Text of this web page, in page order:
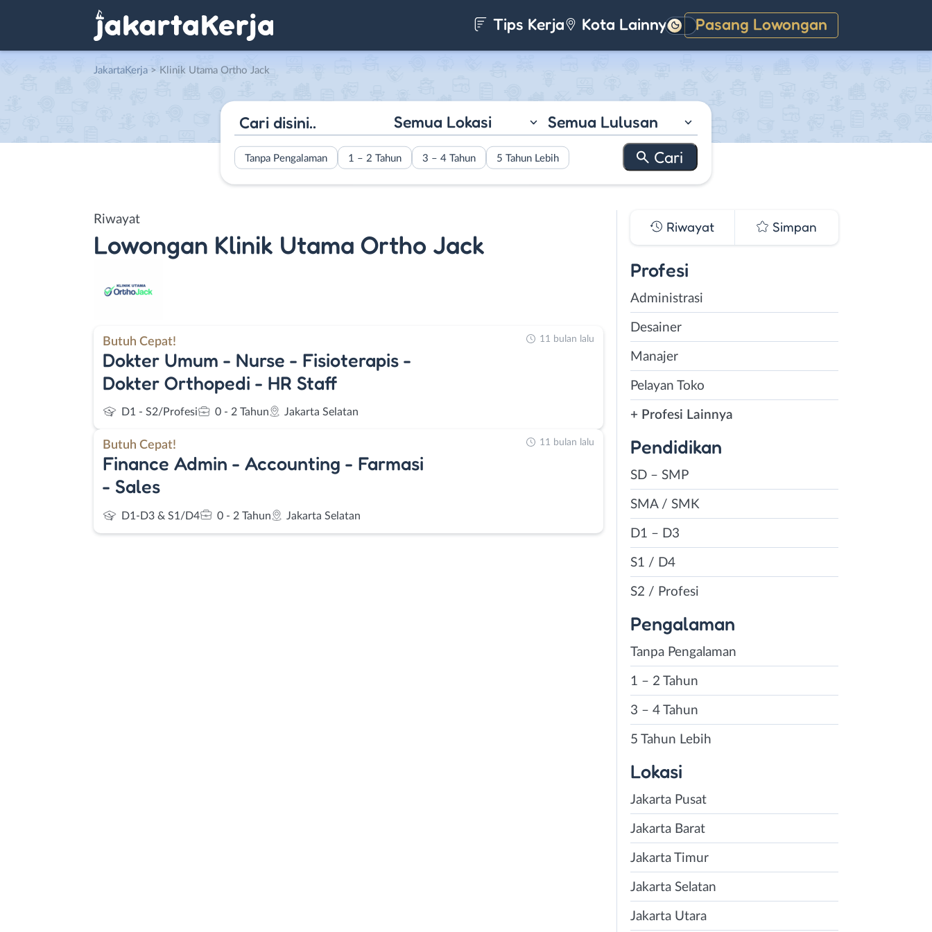
Tips Kerja Kota Lainnya Pasang Lowongan
Gelap
JakartaKerja > Klinik Utama Ortho Jack
Semua Lokasi Semua Lulusan
Tanpa Pengalaman 1 – 2 Tahun 3 – 4 Tahun 5 Tahun Lebih
Riwayat
Lowongan Klinik Utama Ortho Jack
Butuh Cepat!
Dokter Umum - Nurse - Fisioterapis -
Dokter Orthopedi - HR Staff
D1 - S2/Profesi 0 - 2 Tahun Jakarta Selatan
11 bulan lalu
Butuh Cepat!
Finance Admin - Accounting - Farmasi
- Sales
D1-D3 & S1/D4 0 - 2 Tahun Jakarta Selatan
11 bulan lalu
Riwayat Simpan
Profesi
Administrasi
Desainer
Manajer
Pelayan Toko
+ Profesi Lainnya
Pendidikan
SD – SMP
SMA / SMK
D1 – D3
S1 / D4
S2 / Profesi
Pengalaman
Tanpa Pengalaman
1 – 2 Tahun
3 – 4 Tahun
5 Tahun Lebih
Lokasi
Jakarta Pusat
Jakarta Barat
Jakarta Timur
Jakarta Selatan
Jakarta Utara